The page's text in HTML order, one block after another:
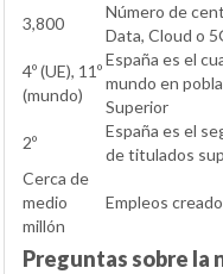
3,800
Número de
Data, Cloud o
4º (UE), 11º
(mundo)
España es el
mundo en
Superior
2º
España es el
de titulados
Cerca de
medio
millón
Empleos
Preguntas sobre la